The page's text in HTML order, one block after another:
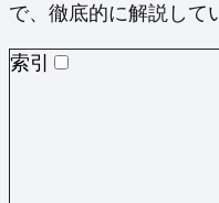
で、徹底的に解説して
索引